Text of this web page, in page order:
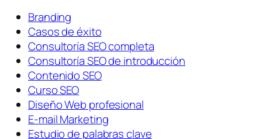
Branding
Casos de éxito
Consultoría SEO completa
Consultoría SEO de introducción
Contenido SEO
Curso SEO
Diseño Web profesional
E-mail Marketing
Estudio de palabras clave